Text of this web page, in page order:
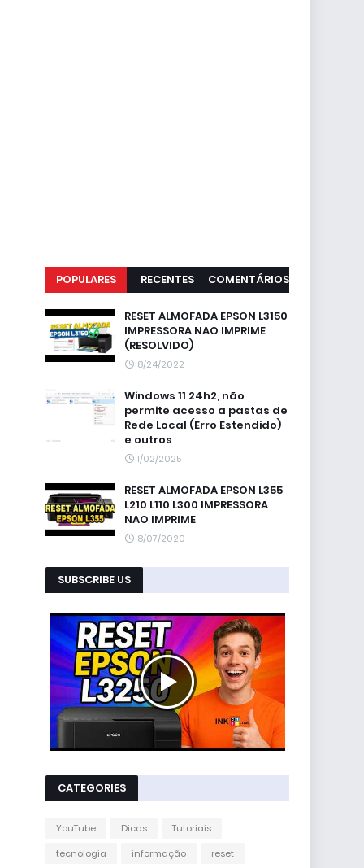
POPULARES RECENTES COMENTÁRIOS
RESET ALMOFADA EPSON L3150
IMPRESSORA NAO IMPRIME
(RESOLVIDO)
8/24/2022
Windows 11 24h2, não
permite acesso a pastas de
Rede Local (Erro Estendido)
e outros
1/02/2025
RESET ALMOFADA EPSON L355
L210 L110 L300 IMPRESSORA
NAO IMPRIME
8/07/2020
SUBSCRIBE US
CATEGORIES
YouTube Dicas
Tutoriais
tecnologia
informação reset